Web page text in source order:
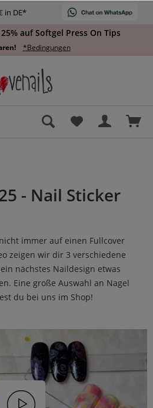
in DE*
auf Softgel Press On Tips
*Bedingungen
- Nail Sticker
immer auf einen Fullcover
zeigen wir dir 3 verschiedene
nächstes Naildesign etwas
Eine große Auswahl an Nagel
du bei uns im Shop!